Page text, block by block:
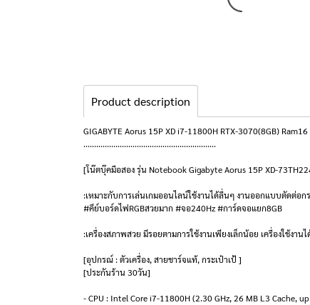
Product description
GIGABYTE Aorus 15P XD i7-11800H RTX-3070(8GB)
..............................................................
[โน๊ตบุ๊คมือสอง รุ่น Notebook Gigabyte Aorus 15P XD-
:เหมาะกับการเล่นเกมออนไลน์ใช้งานได้ลื่นๆ งานออกแบบตัดต่อ
#คีย์บอร์ดไฟRGBสวยมาก #จอ240Hz #การ์ดจอแยก8GB
:เครื่องสภาพสวย มีรอยตามการใช้งานเพียงเล็กน้อย เครื่องใช้งา
[อุปกรณ์ : ตัวเครื่อง, สายชาร์จแท้, กระเป๋าเป้ ]
[ประกันร้าน 30วัน]
- CPU : Intel Core i7-11800H (2.30 GHz, 26 MB L3 Cache,